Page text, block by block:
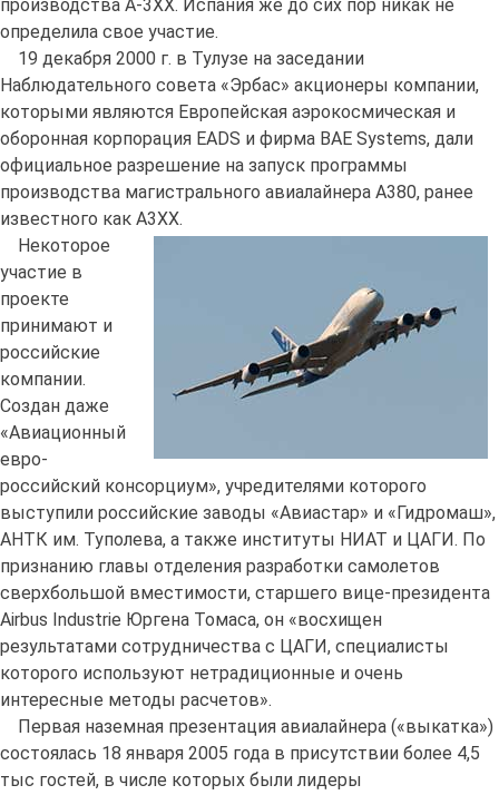
производства A-3XX. Испания же до сих пор никак не
определила свое участие.
19 декабря 2000 г. в Тулузе на заседании
Наблюдательного совета «Эрбас» акционеры компании,
которыми являются Европейская аэрокосмическая и
оборонная корпорация EADS и фирма BAE Systems, дали
официальное разрешение на запуск программы
производства магистрального авиалайнера А380, ранее
известного как А3ХХ.
Некоторое
участие в
проекте
принимают и
российские
компании.
Создан даже
«Авиационный
евро-
российский консорциум», учредителями которого
выступили российские заводы «Авиастар» и «Гидромаш»,
АНТК им. Туполева, а также институты НИАТ и ЦАГИ. По
признанию главы отделения разработки самолетов
сверхбольшой вместимости, старшего вице-президента
Airbus Industrie Юргена Томаса, он «восхищен
результатами сотрудничества с ЦАГИ, специалисты
которого используют нетрадиционные и очень
интересные методы расчетов».
Первая наземная презентация авиалайнера («выкатка»)
состоялась 18 января 2005 года в присутствии более 4,5
тыс гостей, в числе которых были лидеры